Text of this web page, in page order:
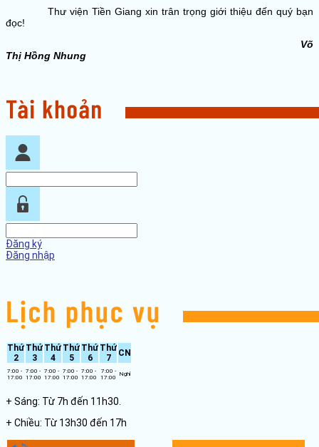
Thư viện Tiền Giang xin trân trọng giới thiệu đến quý bạn
đọc!
Võ
Thị Hồng Nhung
Đăng ký
Đăng nhập
Thứ
2
Thứ
3
Thứ
4
Thứ
5
Thứ
6
Thứ
7
CN
7:00 -
17:00
7:00 -
17:00
7:00 -
17:00
7:00 -
17:00
7:00 -
17:00
7:00 -
17:00
Nghỉ
+ Sáng: Từ 7h đến 11h30.
+ Chiều: Từ 13h30 đến 17h